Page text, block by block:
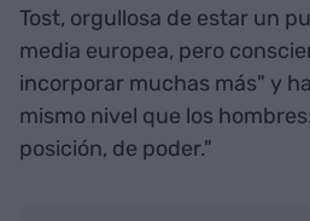
Tost, orgullosa de estar un
media europea, pero
incorporar muchas más" y
mismo nivel que los
posición, de poder."